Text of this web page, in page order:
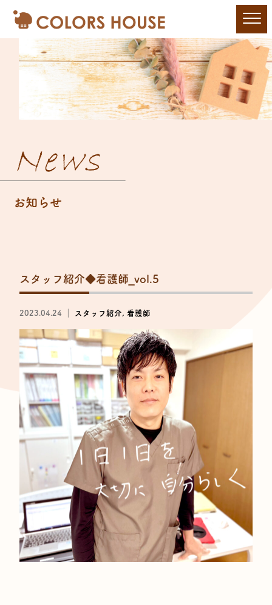
News
お知らせ
スタッフ紹介◆看護師_vol.5
2023.04.24 ｜ スタッフ紹介 看護師